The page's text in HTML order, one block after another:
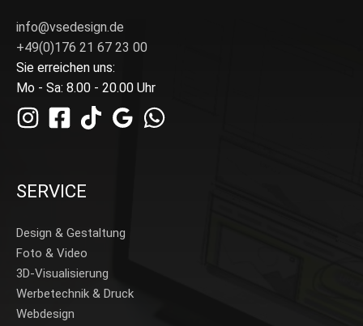
info@vsedesign.de
+49(0)176 21 67 23 00
Sie erreichen uns:
Mo - Sa: 8.00 - 20.00 Uhr
SERVICE
Design & Gestaltung
Foto & Video
3D-Visualisierung
Werbetechnik & Druck
Webdesign